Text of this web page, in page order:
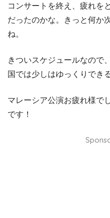
コンサートを終え、疲れを
だったのかな。きっと何か
ね。
きついスケジュールなので
国では少しはゆっくりでき
マレーシア公演お疲れ様で
です！